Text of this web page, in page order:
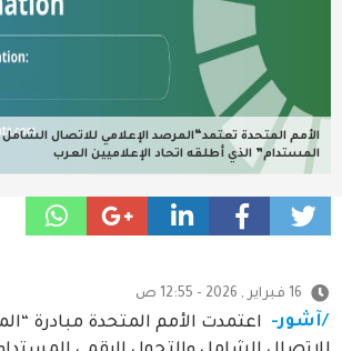
الأمم المتحدة تعتمد“المرصد الإعلامي للاتصال الشامل
المستدام” الذي أطلقه اتحاد الإعلاميين العرب
16 فبراير , 2026 - 12:55 ص
/آشور- اعتمدت الأمم المتحدة مبادرة